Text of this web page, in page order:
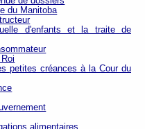
du Manitoba
d'enfants et la traite de
petites créances à la Cour du
alimentaires